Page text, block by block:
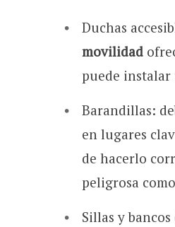
Duchas
movilidad
puede instalar
Barandillas:
en lugares
de hacerlo
peligrosa
Sillas y